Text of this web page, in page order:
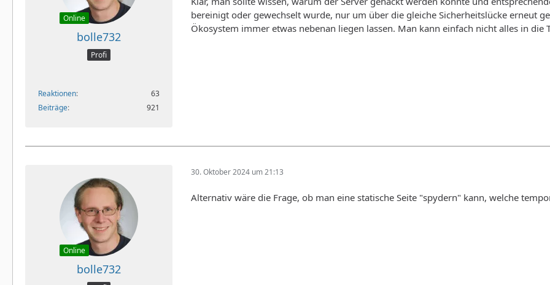
Online
bolle732
Profi
Reaktionen
63
Beiträge
921
bereinigt oder gewechselt wurde, nur um über die gleiche Sicherheitslücke erneut
Ökosystem immer etwas nebenan liegen lassen. Man kann einfach nicht alles in die
Online
bolle732
30. Oktober 2024 um 21:13
Alternativ wäre die Frage, ob man eine statische Seite "spydern" kann, welche